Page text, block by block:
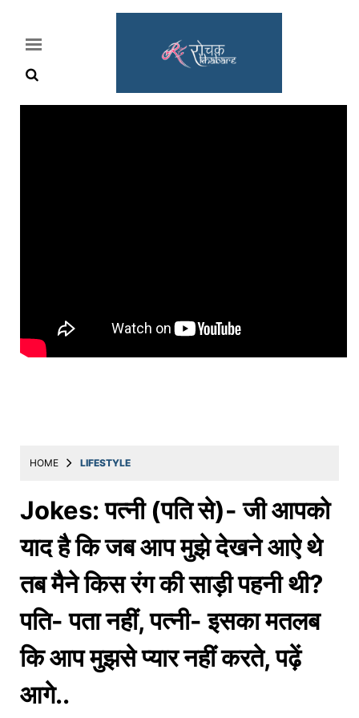
&
मराठी
मनोरंजन
स्पोर्ट्स
बिझनेस
लाईफस्टाईल
टेक्नोलॉजी
हेल्थ
ट्रॅव्हल
HOME LIFESTYLE
Jokes: पत्नी (पति से)- जी आपको
याद है कि जब आप मुझे देखने आऐ थे
तब मैने किस रंग की साड़ी पहनी थी?
पति- पता नहीं, पत्नी- इसका मतलब
कि आप मुझसे प्यार नहीं करते, पढ़ें
आगे..